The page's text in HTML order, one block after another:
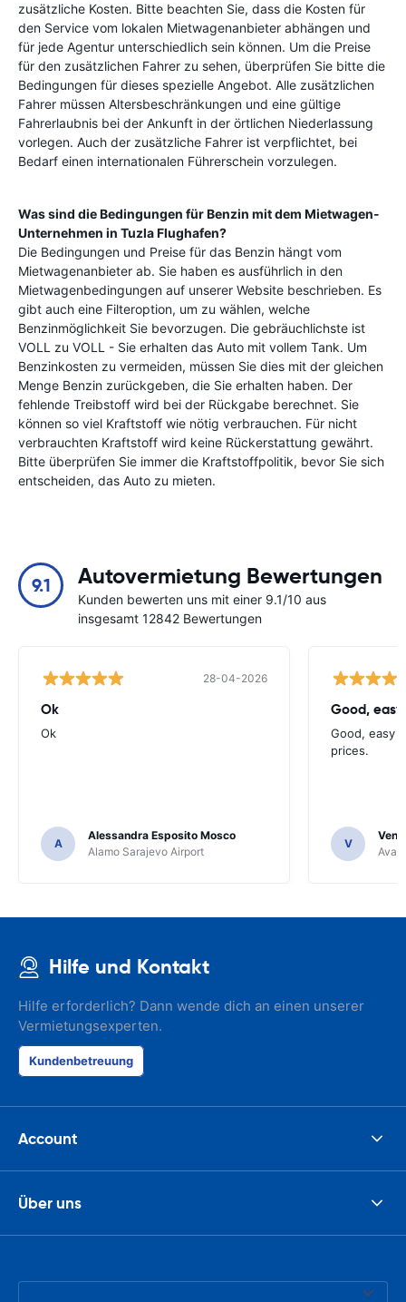
zusätzliche Kosten. Bitte beachten Sie, dass die Kosten für
den Service vom lokalen Mietwagenanbieter abhängen und
für jede Agentur unterschiedlich sein können. Um die Preise
für den zusätzlichen Fahrer zu sehen, überprüfen Sie bitte die
Bedingungen für dieses spezielle Angebot. Alle zusätzlichen
Fahrer müssen Altersbeschränkungen und eine gültige
Fahrerlaubnis bei der Ankunft in der örtlichen Niederlassung
vorlegen. Auch der zusätzliche Fahrer ist verpflichtet, bei
Bedarf einen internationalen Führerschein vorzulegen.
Was sind die Bedingungen für Benzin mit dem Mietwagen-
Unternehmen in Tuzla Flughafen?
Die Bedingungen und Preise für das Benzin hängt vom
Mietwagenanbieter ab. Sie haben es ausführlich in den
Mietwagenbedingungen auf unserer Website beschrieben. Es
gibt auch eine Filteroption, um zu wählen, welche
Benzinmöglichkeit Sie bevorzugen. Die gebräuchlichste ist
VOLL zu VOLL - Sie erhalten das Auto mit vollem Tank. Um
Benzinkosten zu vermeiden, müssen Sie dies mit der gleichen
Menge Benzin zurückgeben, die Sie erhalten haben. Der
fehlende Treibstoff wird bei der Rückgabe berechnet. Sie
können so viel Kraftstoff wie nötig verbrauchen. Für nicht
verbrauchten Kraftstoff wird keine Rückerstattung gewährt.
Bitte überprüfen Sie immer die Kraftstoffpolitik, bevor Sie sich
entscheiden, das Auto zu mieten.
9.1 Autovermietung Bewertungen
Kunden bewerten uns mit einer 9.1/10 aus
insgesamt 12842 Bewertungen
28-04-2026
Ok
Ok
A
Alessandra Esposito Mosco
Alamo Sarajevo Airport
Good,
Good, easy
prices.
V
Hilfe und Kontakt
Hilfe erforderlich? Dann wende dich an einen unserer
Vermietungsexperten.
Kundenbetreuung
Account
Über uns